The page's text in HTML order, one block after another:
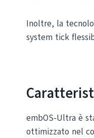
Inoltre, la
system tick
embOS-Ultra è
ottimizzato nel